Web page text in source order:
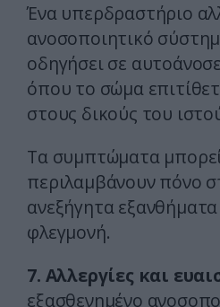
Ένα υπερδραστήριο
ανοσοποιητικό
οδηγήσει σε
όπου το σώμα
στους δικούς του
Τα συμπτώματα
περιλαμβάνουν πόνο
ανεξήγητα εξανθήματα
φλεγμονή.
7. Αλλεργίες και
εξασθενημένο